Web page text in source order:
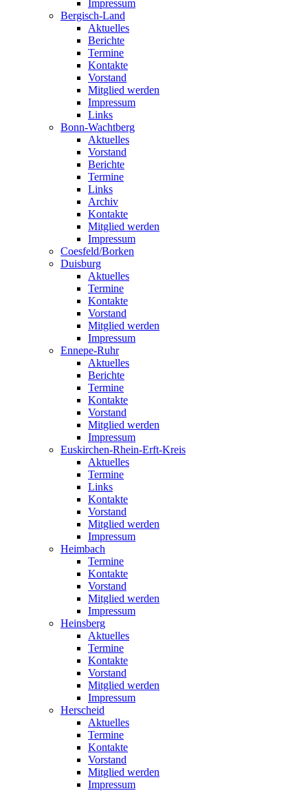
Impressum
Bergisch-Land
Aktuelles
Berichte
Termine
Kontakte
Vorstand
Mitglied werden
Impressum
Links
Bonn-Wachtberg
Aktuelles
Vorstand
Berichte
Termine
Links
Archiv
Kontakte
Mitglied werden
Impressum
Coesfeld/Borken
Duisburg
Aktuelles
Termine
Kontakte
Vorstand
Mitglied werden
Impressum
Ennepe-Ruhr
Aktuelles
Berichte
Termine
Kontakte
Vorstand
Mitglied werden
Impressum
Euskirchen-Rhein-Erft-Kreis
Aktuelles
Termine
Links
Kontakte
Vorstand
Mitglied werden
Impressum
Heimbach
Termine
Kontakte
Vorstand
Mitglied werden
Impressum
Heinsberg
Aktuelles
Termine
Kontakte
Vorstand
Mitglied werden
Impressum
Herscheid
Aktuelles
Termine
Kontakte
Vorstand
Mitglied werden
Impressum